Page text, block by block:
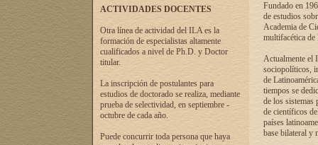
ACTIVIDADES DOCENTES
Otra línea de actividad del ILA es la
formación de especialistas altamente
cualificados a nivel de Ph.D. y Doctor
titular.
La inscripción de postulantes para
estudios de doctorado se realiza, mediante
prueba de selectividad, en septiembre -
octubre de cada año.
Puede concurrir toda persona que haya
Fundado en
de estudios
Academia de
multifacética de
Actualmente el
sociopolíticos,
de
tiempos se
de los sistemas
de científicos
países
base bilateral y